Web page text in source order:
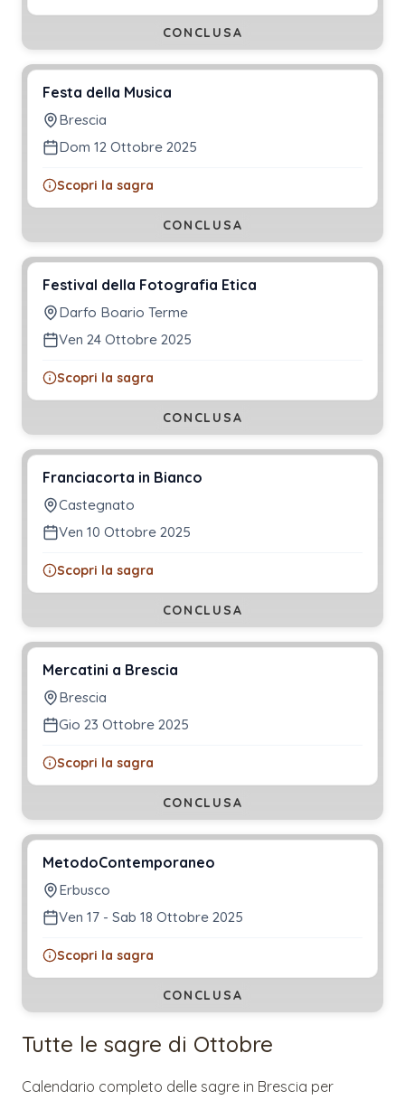
CONCLUSA
Festa della Musica
Brescia
Dom 12 Ottobre 2025
Scopri la sagra
CONCLUSA
Festival della Fotografia Etica
Darfo Boario Terme
Ven 24 Ottobre 2025
Scopri la sagra
CONCLUSA
Franciacorta in Bianco
Castegnato
Ven 10 Ottobre 2025
Scopri la sagra
CONCLUSA
Mercatini a Brescia
Brescia
Gio 23 Ottobre 2025
Scopri la sagra
CONCLUSA
MetodoContemporaneo
Erbusco
Ven 17 - Sab 18 Ottobre 2025
Scopri la sagra
CONCLUSA
Tutte le sagre di Ottobre
Calendario completo delle sagre in Brescia per